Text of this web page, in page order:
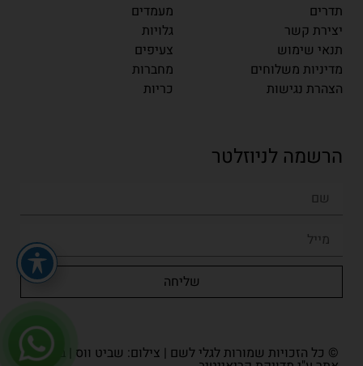
תדרים
יצירת קשר
תנאי שימוש
מדיניות משלוחים
הצהרת נגישות
מעמדים
גלויות
צעיפים
מחברות
כריות
הרשמה לניוזלטר
שליחה
© כל הזכויות שמורות לגלי לשם | צילום: שביט ווס | בניית